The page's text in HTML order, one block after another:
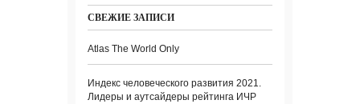
СВЕЖИЕ ЗАПИСИ
Atlas The World Only
Индекс человеческого развития 2021.
Лидеры и аутсайдеры рейтинга ИЧР